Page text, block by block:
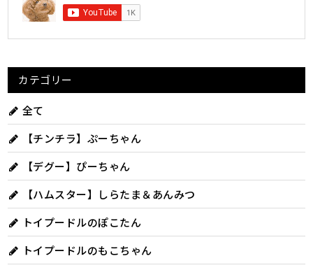
カテゴリー
全て
【チンチラ】ぷーちゃん
【デグー】ぴーちゃん
【ハムスター】しらたま＆あんみつ
トイプードルのぽこたん
トイプードルのもこちゃん